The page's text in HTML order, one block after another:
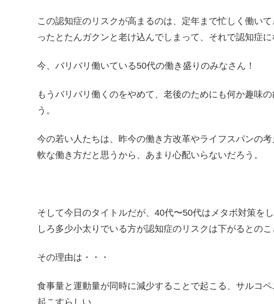
この認知症のリスクが高まるのは、定年まで忙しく働い
ったとたんガクンと老け込んでしまって、それで認知症に
今、バリバリ働いている50代の働き盛りのみなさん！
もうバリバリ働くのをやめて、老後のためにも何か趣味
う。
今の若い人たちは、昨今の働き方改革やライフスパンの
軟な働き方だと思うから、あまり心配いらないだろう。
そして今日のタイトルだが、40代〜50代はメタボ対策を
しろ多少小太りでいる方が認知症のリスクは下がるとのこ
その理由は・・・
食事量と運動量が同時に減少することで起こる、サルコ
起こすらしい。